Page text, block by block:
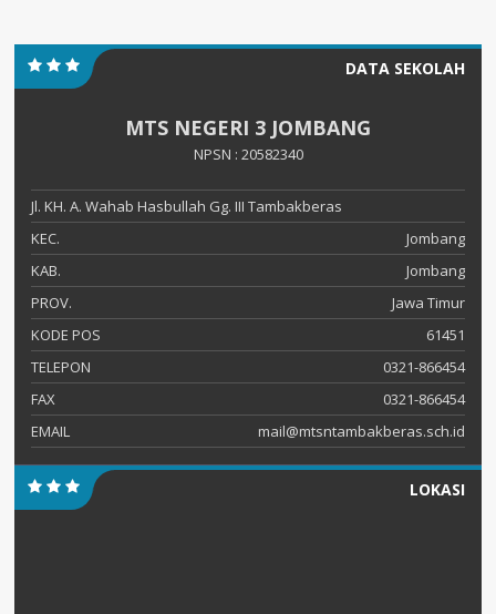
DATA SEKOLAH
MTS NEGERI 3 JOMBANG
NPSN : 20582340
Jl. KH. A. Wahab Hasbullah Gg. III Tambakberas
KEC.
Jombang
KAB.
Jombang
PROV.
Jawa Timur
KODE POS
61451
TELEPON
0321-866454
FAX
0321-866454
EMAIL
mail@mtsntambakberas.sch.id
LOKASI